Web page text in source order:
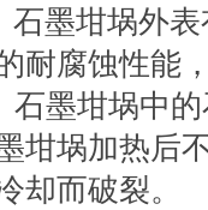
坩埚外表
耐腐蚀性能
坩埚中的
坩埚加热后
却而破裂。